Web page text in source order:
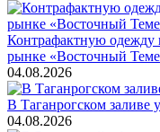
Контрафактную одежду
рынке «Восточный
04.08.2026
В Таганрогском заливе
04.08.2026